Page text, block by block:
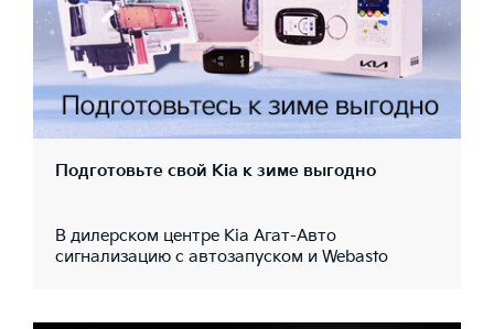
Подготовьте свой Kia к зиме выгодно
В дилерском центре Kia Агат-Авто
сигнализацию с автозапуском и Webasto